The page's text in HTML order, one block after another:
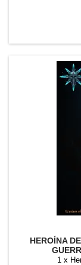
HEROÍNA
1 x